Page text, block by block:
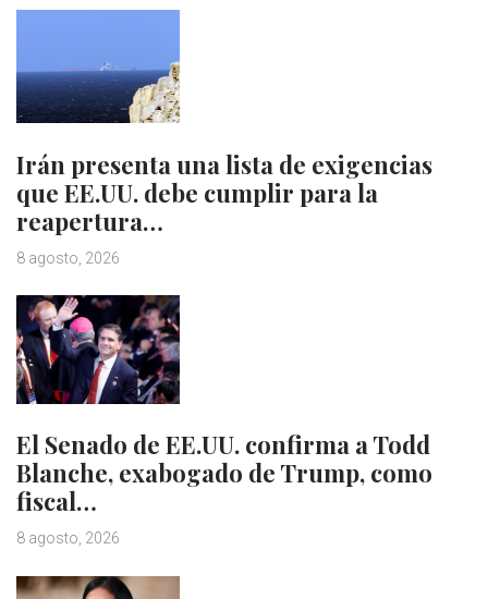
Irán presenta una lista de exigencias
que EE.UU. debe cumplir para la
reapertura…
8 agosto, 2026
El Senado de EE.UU. confirma a Todd
Blanche, exabogado de Trump, como
fiscal…
8 agosto, 2026